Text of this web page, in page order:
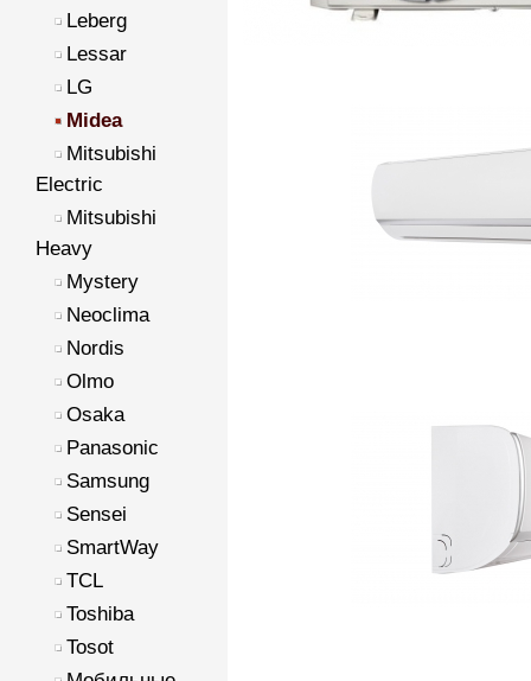
Leberg
Lessar
LG
Midea
Mitsubishi
Electric
Mitsubishi
Heavy
Mystery
Neoclima
Nordis
Olmo
Osaka
Panasonic
Samsung
Sensei
SmartWay
TCL
Toshiba
Tosot